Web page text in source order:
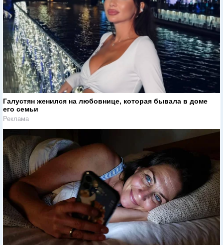
Галустян женился на любовнице, которая бывала в доме
его семьи
Реклама